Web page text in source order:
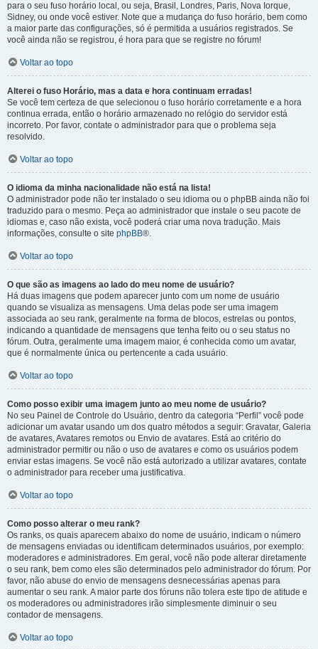
para o seu fuso horário local, ou seja, Brasil, Londres, Paris, Nova Iorque,
Sidney, ou onde você estiver. Note que a mudança do fuso horário, bem como
a maior parte das configurações, só é permitida a usuários registrados. Se
você ainda não se registrou, é hora para que se registre no fórum!
Voltar ao topo
Alterei o fuso Horário, mas a data e hora continuam erradas!
Se você tem certeza de que selecionou o fuso horário corretamente e a hora
continua errada, então o horário armazenado no relógio do servidor está
incorreto. Por favor, contate o administrador para que o problema seja
resolvido.
Voltar ao topo
O idioma da minha nacionalidade não está na lista!
O administrador pode não ter instalado o seu idioma ou o phpBB ainda não foi
traduzido para o mesmo. Peça ao administrador que instale o seu pacote de
idiomas e, caso não exista, você poderá criar uma nova tradução. Mais
informações, consulte o site phpBB®.
Voltar ao topo
O que são as imagens ao lado do meu nome de usuário?
Há duas imagens que podem aparecer junto com um nome de usuário
quando se visualiza as mensagens. Uma delas pode ser uma imagem
associada ao seu rank, geralmente na forma de blocos, estrelas ou pontos,
indicando a quantidade de mensagens que tenha feito ou o seu status no
fórum. Outra, geralmente uma imagem maior, é conhecida como um avatar,
que é normalmente única ou pertencente a cada usuário.
Voltar ao topo
Como posso exibir uma imagem junto ao meu nome de usuário?
No seu Painel de Controle do Usuário, dentro da categoria “Perfil” você pode
adicionar um avatar usando um dos quatro métodos a seguir: Gravatar, Galeria
de avatares, Avatares remotos ou Envio de avatares. Está ao critério do
administrador permitir ou não o uso de avatares e como os usuários podem
enviar estas imagens. Se você não está autorizado a utilizar avatares, contate
o administrador para receber uma justificativa.
Voltar ao topo
Como posso alterar o meu rank?
Os ranks, os quais aparecem abaixo do nome de usuário, indicam o número
de mensagens enviadas ou identificam determinados usuários, por exemplo:
moderadores e administradores. Em geral, você não pode alterar diretamente
o seu rank, bem como eles são determinados pelo administrador do fórum. Por
favor, não abuse do envio de mensagens desnecessárias apenas para
aumentar o seu rank. A maior parte dos fóruns não tolera este tipo de atitude e
os moderadores ou administradores irão simplesmente diminuir o seu
contador de mensagens.
Voltar ao topo